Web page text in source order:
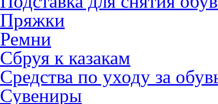
Пряжки
Ремни
Сбруя к казакам
Средства по уходу за
Сувениры